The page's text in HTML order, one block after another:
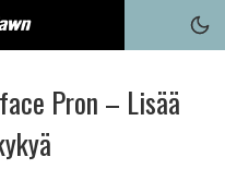
Pron – Lisää